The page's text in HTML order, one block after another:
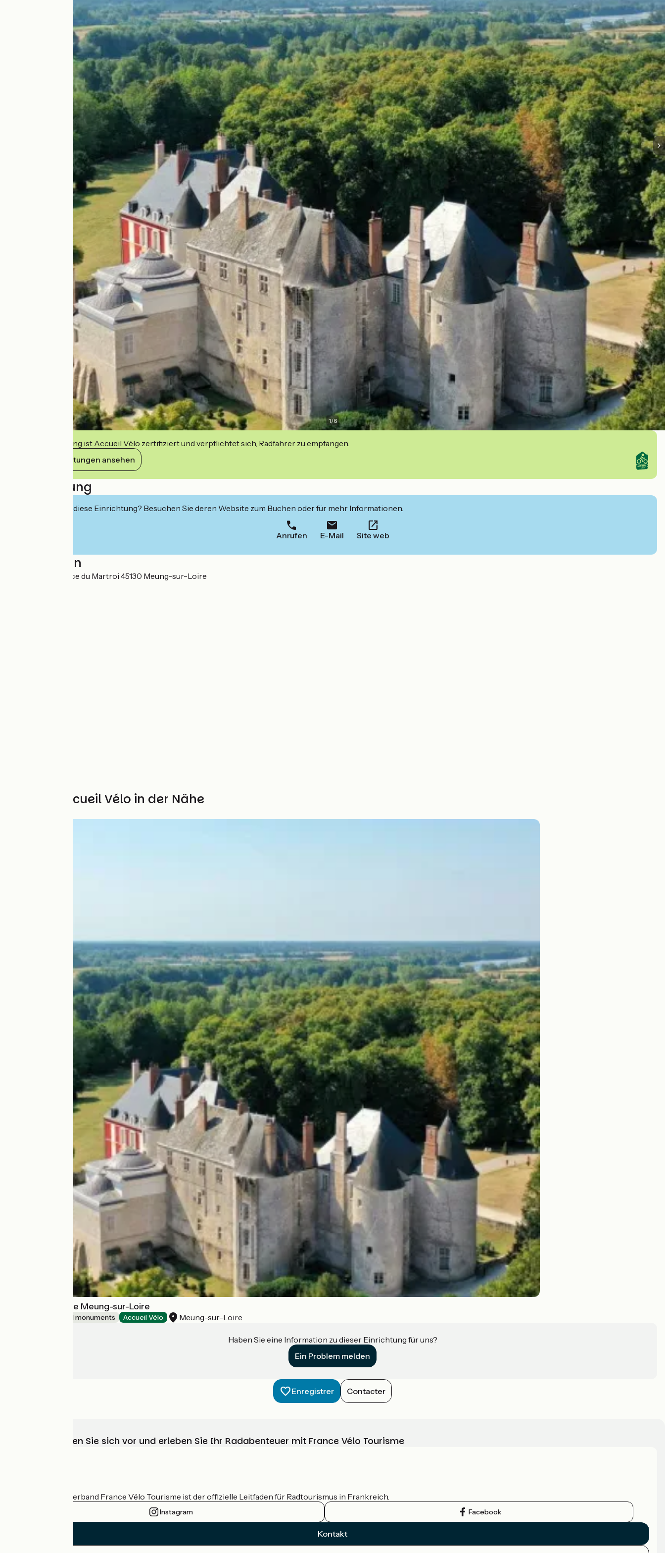
1/6
Diese Einrichtung ist Accueil Vélo zertifiziert und verpflichtet sich, Radfahrer zu empfangen.
Ihre Verpflichtungen ansehen
Beschreibung
Interessiert Sie diese Einrichtung? Besuchen Sie deren Website zum Buchen oder für mehr Informationen.
Anrufen E-Mail Site web
Localisation
SCI G.L.C.M 16 place du Martroi 45130 Meung-sur-Loire
Weitere Accueil Vélo in der Nähe
Château-Parc de Meung-sur-Loire
Sites and historical monuments Accueil Vélo Meung-sur-Loire
Haben Sie eine Information zu dieser Einrichtung für uns?
Ein Problem melden
Enregistrer Contacter
Wählen, bereiten Sie sich vor und erleben Sie Ihr Radabenteuer mit France Vélo Tourisme
Der nationale Verband France Vélo Tourisme ist der offizielle Leitfaden für Radtourismus in Frankreich.
Instagram Facebook
Kontakt